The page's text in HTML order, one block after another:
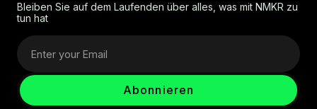
Bleiben Sie auf dem Laufenden über alles, was mit NMKR zu
tun hat